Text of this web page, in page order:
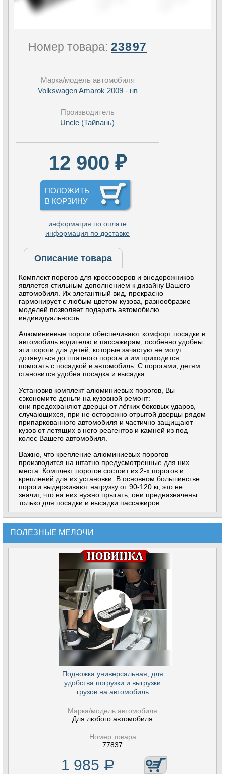
Номер товара: 23897
Марка/модель автомобиля
Volkswagen Amarok 2009 - нв
Производитель
Uncle (Тайвань)
12 900 ₽
ПОЛОЖИТЬ
В КОРЗИНУ
информация по оплате
информация по доставке
Описание товара
Комплект порогов для кроссоверов и внедорожников
является стильным дополнением к дизайну Вашего
автомобиля. Их элегантный вид, прекрасно
гармонирует с любым цветом кузова, разнообразие
моделей позволяет подарить автомобилю
индивидуальность.
Алюминиевые пороги обеспечивают комфорт посадки в
автомобиль водителю и пассажирам, особенно удобны
эти пороги для детей, которые зачастую не могут
дотянуться до штатного порога и им приходится
помогать с посадкой в автомобиль. С порогами, детям
становится удобна посадка и высадка.
Установив комплект алюминиевых порогов, Вы
сэкономите деньги на кузовной ремонт:
они предохраняют дверцы от лёгких боковых ударов,
случающихся, при не осторожно отрытой дверцы рядом
припаркованного автомобиля и частично защищают
кузов от летящих в него реагентов и камней из под
колес Вашего автомобиля.
Важно, что крепление алюминиевых порогов
производится на штатно предусмотренные для них
места. Комплект порогов состоит из 2-х порогов и
креплений для их установки. В основном большинстве
пороги выдерживают нагрузку от 90-120 кг, это не
значит, что на них нужно прыгать, они предназначены
только для посадки и высадки пассажиров.
ПОЛЕЗНЫЕ МЕЛОЧИ
Подножка универсальная, для
удобства погрузки и выгрузки
грузов на автомобиль
Марка/модель автомобиля
Для любого автомобиля
Номер товара
77837
1 985 Р